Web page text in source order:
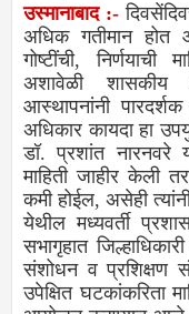
उस्मानाबाद :-
अधिक गतीमान होत
गोष्टींची, निर्णयाची
अशावेळी शासकीय
आस्थापनांनी
अधिकार कायदा हा
डॉ. प्रशांत नारनवरे
माहिती जाहीर केली
कमी होईल, असेही
येथील मध्यवर्ती
सभागृहात
संशोधन व प्रशिक्षण
उपेक्षित घटकांकरिता